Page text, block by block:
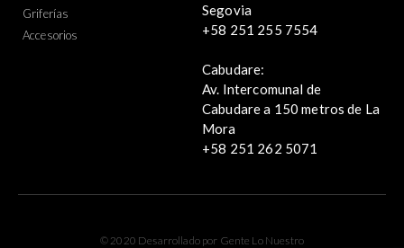
Griferías
Accesorios
Segovia
+58 251 255 7554
Cabudare:
Av. Intercomunal de
Cabudare a 150 metros de La
Mora
+58 251 262 5071
© 2020 Desarrollado por Gente Lo Nuestro